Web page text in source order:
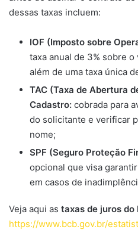
dessas taxas incluem:
IOF (Imposto sobre
taxa anual de 3% sobre
além de uma taxa única
TAC (Taxa de Abertura
Cadastro: cobrada para
do solicitante e verificar
nome;
SPF (Seguro Proteção
opcional que visa
em casos de
Veja aqui as taxas de juros do
https://www.bcb.gov.br/